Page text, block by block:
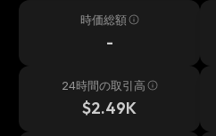
時価総額
-
24時間の取引高
$2.49K